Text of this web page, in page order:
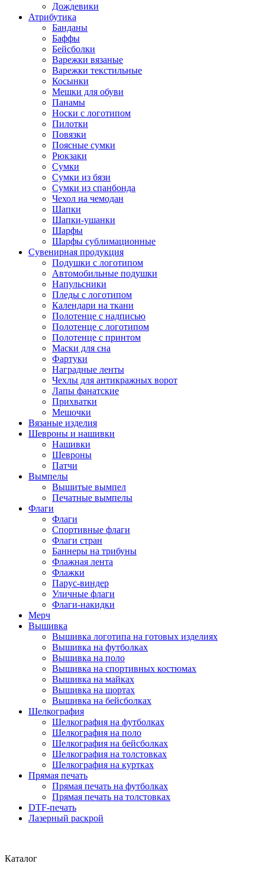
Дождевики
Атрибутика
Банданы
Баффы
Бейсболки
Варежки вязаные
Варежки текстильные
Косынки
Мешки для обуви
Панамы
Носки с логотипом
Пилотки
Повязки
Поясные сумки
Рюкзаки
Сумки
Сумки из бязи
Сумки из спанбонда
Чехол на чемодан
Шапки
Шапки-ушанки
Шарфы
Шарфы сублимационные
Сувенирная продукция
Подушки с логотипом
Автомобильные подушки
Напульсники
Пледы с логотипом
Календари на ткани
Полотенце с надписью
Полотенце с логотипом
Полотенце с принтом
Маски для сна
Фартуки
Наградные ленты
Чехлы для антикражных ворот
Лапы фанатские
Прихватки
Мешочки
Вязаные изделия
Шевроны и нашивки
Нашивки
Шевроны
Патчи
Вымпелы
Вышитые вымпел
Печатные вымпелы
Флаги
Флаги
Спортивные флаги
Флаги стран
Баннеры на трибуны
Флажная лента
Флажки
Парус-виндер
Уличные флаги
Флаги-накидки
Мерч
Вышивка
Вышивка логотипа на готовых изделиях
Вышивка на футболках
Вышивка на поло
Вышивка на спортивных костюмах
Вышивка на майках
Вышивка на шортах
Вышивка на бейсболках
Шелкография
Шелкография на футболках
Шелкография на поло
Шелкография на бейсболках
Шелкография на толстовках
Шелкография на куртках
Прямая печать
Прямая печать на футболках
Прямая печать на толстовках
DTF-печать
Лазерный раскрой
Каталог